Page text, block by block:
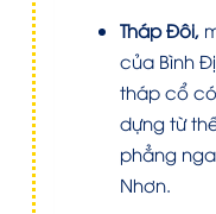
Tháp Đôi,
của Bình
tháp cổ
dựng từ
phẳng
Nhơn.